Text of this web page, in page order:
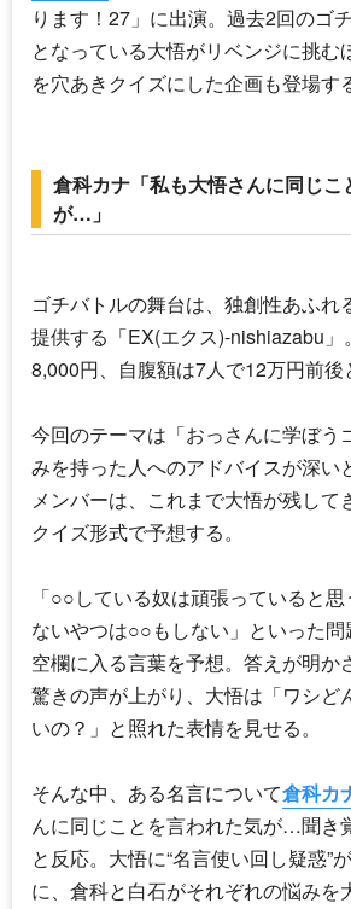
ります！27」に出演。過去2回のゴ
となっている大悟がリベンジに挑む
を穴あきクイズにした企画も登場す
倉科カナ「私も大悟さんに同じこ
が…」
ゴチバトルの舞台は、独創性あふれ
提供する「EX(エクス)-nishiazabu」
8,000円、自腹額は7人で12万円前後
今回のテーマは「おっさんに学ぼう
みを持った人へのアドバイスが深い
メンバーは、これまで大悟が残して
クイズ形式で予想する。
「○○している奴は頑張っていると
ないやつは○○もしない」といった
空欄に入る言葉を予想。答えが明か
驚きの声が上がり、 大悟は「ワシど
いの？」と照れた表情を見せる。
そんな中、ある名言について倉科カ
んに同じことを言われた気が…聞き
と反応。 大悟に“名言使い回し疑惑”
に、倉科と白石がそれぞれの悩みを